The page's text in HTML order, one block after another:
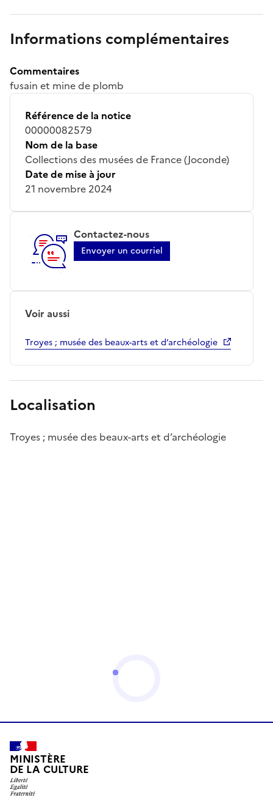
Informations complémentaires
Commentaires
fusain et mine de plomb
Référence de la notice
00000082579
Nom de la base
Collections des musées de France (Joconde)
Date de mise à jour
21 novembre 2024
Contactez-nous
Envoyer un courriel
Voir aussi
Troyes ; musée des beaux-arts et d’archéologie
Localisation
Troyes ; musée des beaux-arts et d’archéologie
MINISTÈRE
DE LA CULTURE